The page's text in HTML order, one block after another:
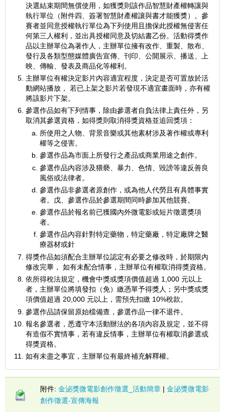
決選結束期間無償使用，如獲獎則該作品智慧財產權轉讓與
執行單位（附件四、簽署智慧財產權讓與書才能獲獎）。參
賽者並同意授權執行單位為下列使用且擔保此授權無侵害任
何第三人權利，並出具授權同意及切結書乙份。活動得獎作
品以主辦單位為著作人，主辦單位擁有改作、重製、散布、
發行及各類型態媒體廣告宣傳、刊印、公開展示、播送、上
映、傳輸、發表及商品化等權利。
主辦單位有權決定影片內容適宜程度，決定是否可置放於活
動網站播放， 若已上架之影片若發現不適宜畫面時，亦有權
將該影片下架。
參選作品如有下列情事，除由參選者自負法律上責任外，另
取消其參選資格，如得獎則取消得獎資格並追回獎項：
所使用之人物、背景音樂或其他素材涉及著作權或專利
權等之侵害。
參選作品為市面上所發行之產品或商業用途之創作。
參選作品內容涉及猥褻、暴力、色情、毀謗等違反善良
風俗或法律者。
參選作品非參選者原創作，或為他人代勞且有具體事實
者。戊、參選作品於參選期間同時參加其他競賽。
參選作品於報名前已獲國內外微電影或短片徵選獎項
者。
參選作品內容針對特定藥物，特定藥廠，特定廠牌之醫
療器材或針
得獎作品如須配合主辦單位認定有必要之修改時，於期限內
修改完畢， 如有未配合情事，主辦單位有權取消得獎資格。
依所得稅法規定，機會中獎或獎項價值超過 1,000 元以上
者，主辦單位將填發扣（免）繳憑單予得獎人；另中獎或獎
項價值超過 20,000 元以上，需預先扣繳 10%稅款。
參選作品請保留原始檔備查，參選作品一律不退件。
報名參選者，悉遵守本活動辦法的各項內容及規定，並不得
有造假不實情事，若有違反情事，主辦單位有權取消參選或
得獎資格。
如有未盡之事宜，主辦單位有最終補充解釋權。
附件: 金泌獎微電影創作徵選_活動簡章 | 金泌獎微電影
創作徵選-宣傳海報